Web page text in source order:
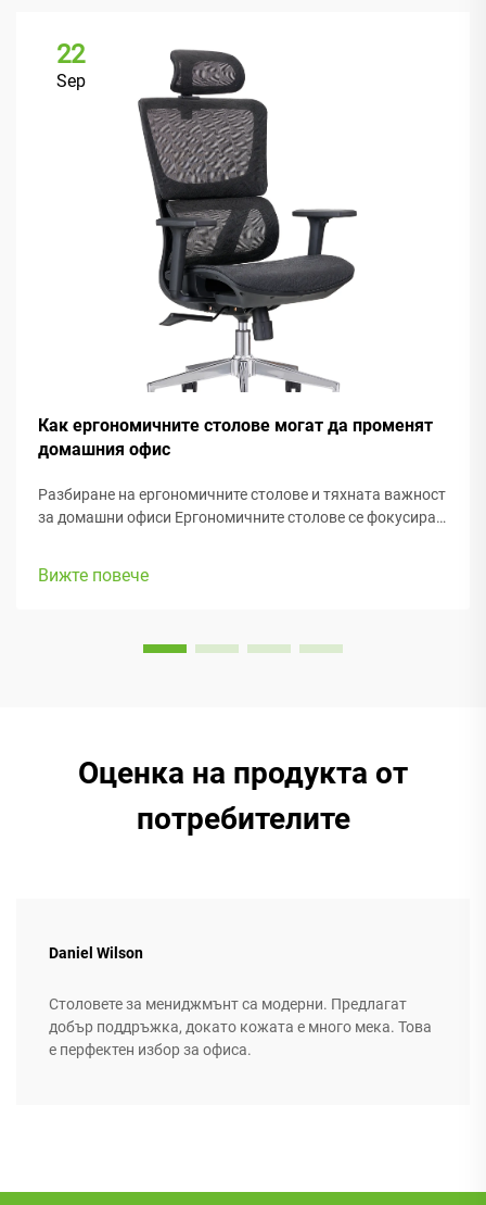
22
Sep
Как ергономичните столове могат да променят
домашния офис
Разбиране на ергономичните столове и тяхната важност
за домашни офиси Ергономичните столове се фокусират
съответстват на различни телосложения и
Вижте повече
Оценка на продукта от
потребителите
Daniel Wilson
Столовете за мениджмънт са модерни. Предлагат
добър поддръжка, докато кожата е много мека. Това
е перфектен избор за офиса.